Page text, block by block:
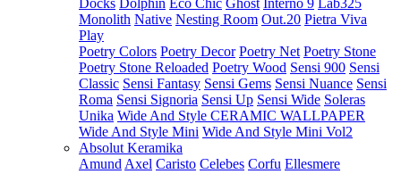
Docks Dolphin Eco Chic Ghost Interno 9 Lab325
Monolith Native Nesting Room Out.20 Pietra Viva
Play
Poetry Colors Poetry Decor Poetry Net Poetry Stone
Poetry Stone Reloaded Poetry Wood Sensi 900 Sensi
Classic Sensi Fantasy Sensi Gems Sensi Nuance Sensi
Roma Sensi Signoria Sensi Up Sensi Wide Soleras
Unika Wide And Style CERAMIC WALLPAPER
Wide And Style Mini Wide And Style Mini Vol2
Absolut Keramika
Amund Axel Caristo Celebes Corfu Ellesmere